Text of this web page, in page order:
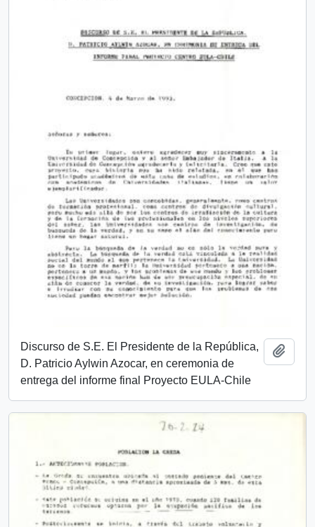
Discurso de S.E. El Presidente de la República,
D. Patricio Aylwin Azocar, en ceremonia de
entrega del informe final Proyecto EULA-Chile